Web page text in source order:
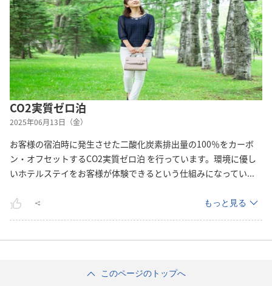
CO2実質ゼロ泊
2025年06月13日（金）
お客様の宿泊時に発生させた二酸化炭素排出量の100％をカーボ
ン・オフセットするCO2実質ゼロ泊 を行っています。環境に優し
いホテルステイをお客様が体験できるという仕組みになってい...
もっと見る
このページのトップへ